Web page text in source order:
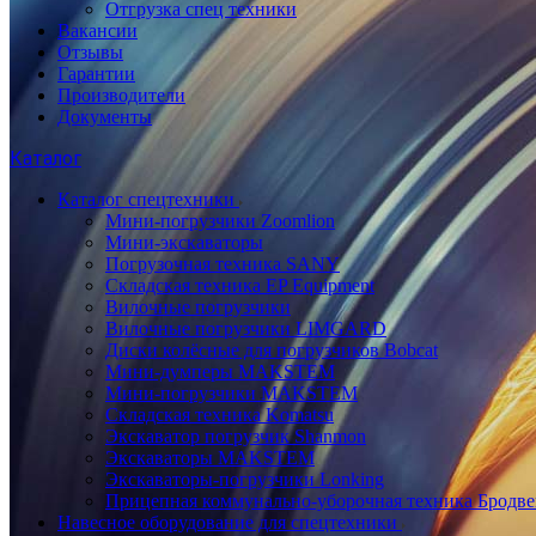
Отгрузка спец техники
Вакансии
Отзывы
Гарантии
Производители
Документы
Каталог
Каталог спецтехники
Мини-погрузчики Zoomlion
Мини-экскаваторы
Погрузочная техника SANY
Складская техника EP Equipment
Вилочные погрузчики
Вилочные погрузчики LIMGARD
Диски колёсные для погрузчиков Bobcat
Мини-думперы MAKSTEM
Мини-погрузчики MAKSTEM
Складская техника Komatsu
Экскаватор погрузчик Shanmon
Экскаваторы MAKSTEM
Экскаваторы-погрузчики Lonking
Прицепная коммунально-уборочная техника
Навесное оборудование для спецтехники